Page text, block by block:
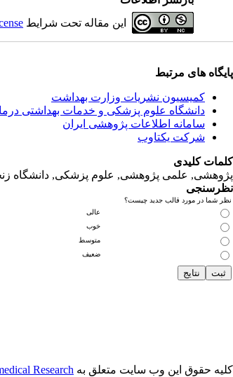
این مقاله تحت شرایط
پایگاه های مرتبط
کمیسیون نشریات وزارت بهداشت
دانشگاه‌ علوم‌ پزشکی‌ و خدمات‌ بهداشتی‌
سامانه اطلاعات پژوهشی ایران
شرکت یکتاوب
کلمات کلیدی
پژوهشی, علمی پژوهشی, علوم‌ پزشکی‌, دانشگاه
نظرسنجی
نظر شما در مورد قالب جدید چیست؟
عالی
خوب
متوسط
ضعیف
کلیه حقوق این وب سایت متعلق به Research